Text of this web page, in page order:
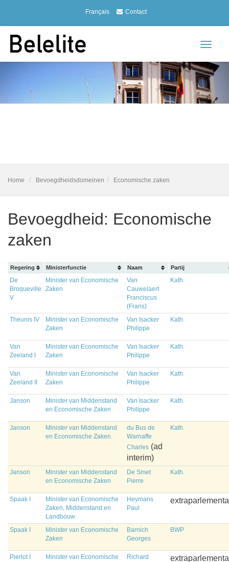
Français Contact
Toggle
Home Bevoegdheidsdomeinen Economische zaken
Bevoegdheid: Economische
zaken
Regering Ministerfunctie Naam Partij
De
Broqueville
V
Minister van Economische
Zaken
Van
Cauwelaert
Franciscus
(Frans)
Kath.
Theunis IV
Minister van Economische
Zaken
Van Isacker
Philippe
Kath.
Van
Zeeland I
Minister van Economische
Zaken
Van Isacker
Philippe
Kath.
Van
Zeeland II
Minister van Economische
Zaken
Van Isacker
Philippe
Kath.
Janson
Minister van Middenstand
en Economische Zaken
Van Isacker
Philippe
Kath.
Janson
Minister van Middenstand
en Economische Zaken
du Bus de
Warnaffe
Charles (ad
interim)
Kath.
Janson
Minister van Middenstand
en Economische Zaken
De Smet
Pierre
Kath.
Spaak I
Minister van Economische
Zaken, Middenstand en
Landbouw
Heymans
Paul
Spaak I
Minister van Economische
Zaken
Barnich
Georges
BWP
Pierlot I
Minister van Economische
Richard